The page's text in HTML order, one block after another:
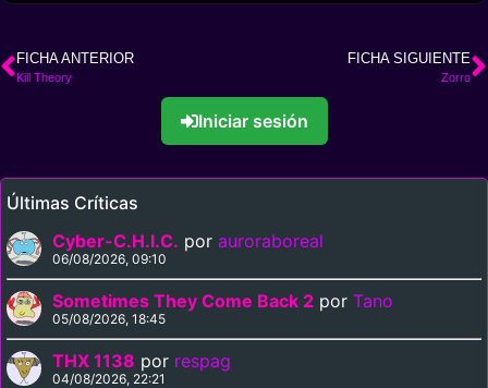
FICHA ANTERIOR
Kill Theory
FICHA SIGUIENTE
Zorro
Iniciar sesión
Últimas Críticas
Cyber-C.H.I.C. por auroraboreal
06/08/2026, 09:10
Sometimes They Come Back 2 por Tano
05/08/2026, 18:45
THX 1138 por respag
04/08/2026, 22:21